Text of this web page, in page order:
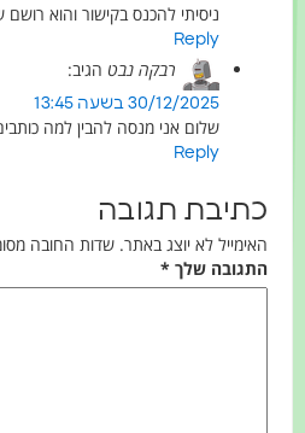
ניסיתי להכנס בקישור והוא רושם
Reply
רבקה נבט הגיב:
30/12/2025 בשעה 13:45
שלום אני מנסה להבין למה
Reply
כתיבת תגובה
האימייל לא יוצג באתר. שדות החובה
התגובה שלך*